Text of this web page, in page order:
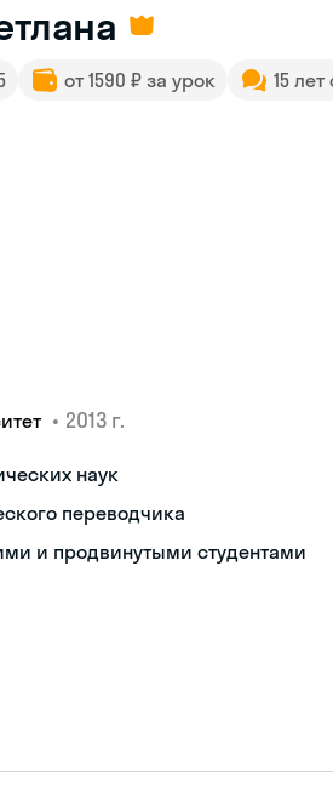
от 1590 ₽ за урок 15
• 2013 г.
наук
переводчика
и продвинутыми студентами